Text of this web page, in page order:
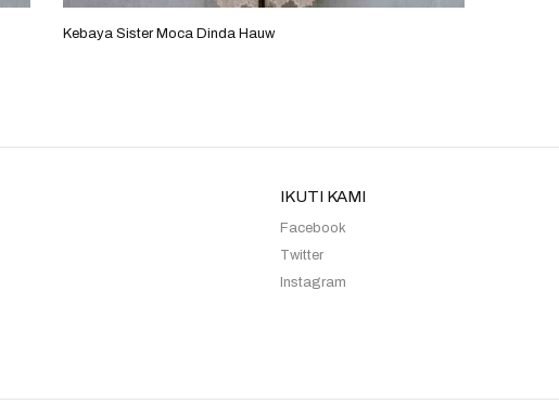
Kebaya Sister Moca Dinda Hauw
IKUTI KAMI
Facebook
Twitter
Instagram